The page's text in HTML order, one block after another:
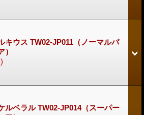
キウス TW02-JP011（ノーマルパ
）
ルベラル TW02-JP014（スーパー